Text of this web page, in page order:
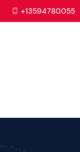
+13594780055